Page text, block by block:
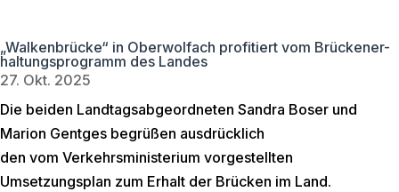
„Walkenbrücke“ in Oberwolfach profitiert vom Brückener-
haltungsprogramm des Landes
27. Okt. 2025
Die beiden Landtagsabgeordneten Sandra Boser und
Marion Gentges begrüßen ausdrücklich
den vom Verkehrsministerium vorgestellten
Umsetzungsplan zum Erhalt der Brücken im Land.